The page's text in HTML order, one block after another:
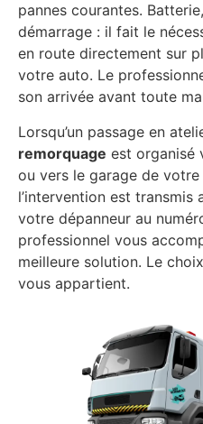
pannes courantes.
démarrage : il fait le
en route directement sur
votre auto. Le
son arrivée avant toute
Lorsqu’un passage en
remorquage est organisé
ou vers le garage de
l’intervention est
votre dépanneur au
professionnel vous
meilleure solution. Le
vous appartient.